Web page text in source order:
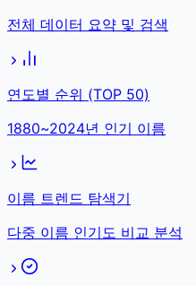
전체 데이터 요약 및 검색
연도별 순위 (TOP 50)
1880~2024년 인기 이름
이름 트렌드 탐색기
다중 이름 인기도 비교 분석